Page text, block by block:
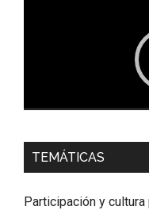
Dra. Carolina Corcho
Latinoamericana Sur,
TEMÁTICAS
Participación y